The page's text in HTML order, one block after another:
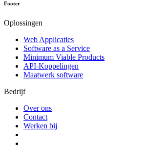
Footer
Oplossingen
Web Applicaties
Software as a Service
Minimum Viable Products
API-Koppelingen
Maatwerk software
Bedrijf
Over ons
Contact
Werken bij